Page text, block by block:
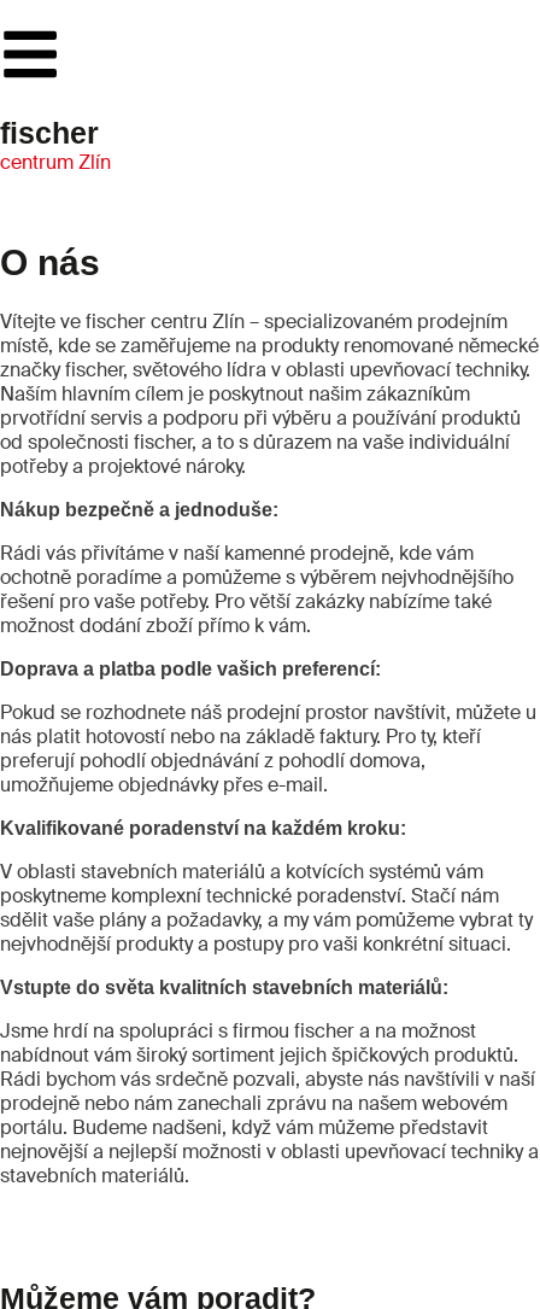
fischer
centrum Zlín
O nás
Vítejte ve fischer centru Zlín – specializovaném prodejním
místě, kde se zaměřujeme na produkty renomované německé
značky fischer, světového lídra v oblasti upevňovací techniky.
Naším hlavním cílem je poskytnout našim zákazníkům
prvotřídní servis a podporu při výběru a používání produktů
od společnosti fischer, a to s důrazem na vaše individuální
potřeby a projektové nároky.
Nákup bezpečně a jednoduše:
Rádi vás přivítáme v naší kamenné prodejně, kde vám
ochotně poradíme a pomůžeme s výběrem nejvhodnějšího
řešení pro vaše potřeby. Pro větší zakázky nabízíme také
možnost dodání zboží přímo k vám.
Doprava a platba podle vašich preferencí:
Pokud se rozhodnete náš prodejní prostor navštívit, můžete u
nás platit hotovostí nebo na základě faktury. Pro ty, kteří
preferují pohodlí objednávání z pohodlí domova,
umožňujeme objednávky přes e-mail.
Kvalifikované poradenství na každém kroku:
V oblasti stavebních materiálů a kotvících systémů vám
poskytneme komplexní technické poradenství. Stačí nám
sdělit vaše plány a požadavky, a my vám pomůžeme vybrat ty
nejvhodnější produkty a postupy pro vaši konkrétní situaci.
Vstupte do světa kvalitních stavebních materiálů:
Jsme hrdí na spolupráci s firmou fischer a na možnost
nabídnout vám široký sortiment jejich špičkových produktů.
Rádi bychom vás srdečně pozvali, abyste nás navštívili v naší
prodejně nebo nám zanechali zprávu na našem webovém
portálu. Budeme nadšeni, když vám můžeme představit
nejnovější a nejlepší možnosti v oblasti upevňovací techniky a
stavebních materiálů.
Můžeme vám poradit?